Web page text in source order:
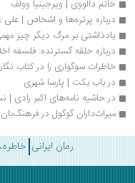
خانم دالووی | ویرجینیا وولف
درباره پرتره‌ها و اشخاص | علی
یادداشتی بر مرگ دیگر چیز
درباره حلقه گسترنده: فلسفه
خاطرات سوگواری را در کتاب نگار
در باب بکت | پارسا شهری
در حاشیه نامه‌های اکبر رادی |
میراث‌داران گوگول در
رمان ایرانی